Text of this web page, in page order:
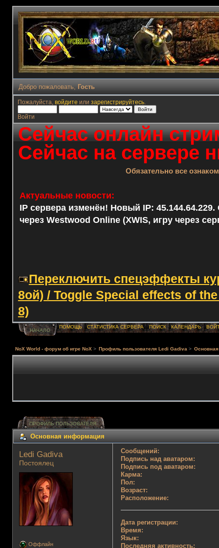
Добро пожаловать, Гость
Пожалуйста, войдите или зарегистрируйтесь.
Войти
Сейчас онлайн
Сейчас на сервере
Обязательно все
Актуальные новости:
IP сервера изменён! Новый IP: 45.144.64.229.
через Westwood Online (XWIS, игру через
Переключить спецэффекты
8ой) / Toggle Special effects of
8)
НАЧАЛО
ПОМОЩЬ СТАТИСТИКА СЕРВЕРА ПОИСК КАЛЕНДАРЬ
NoX World - форум об игре NoX > Профиль пользователя Ledi Gadiva >
ПРОФИЛЬ ПОЛЬЗОВАТЕЛЯ
Основная информация
Ledi Gadiva
Постоялец
Оффлайн
Сообщений:
Подпись над аватаром:
Подпись под аватаром:
Карма:
Пол:
Возраст:
Расположение:
Дата регистрации:
Время:
Язык:
Последняя активность: